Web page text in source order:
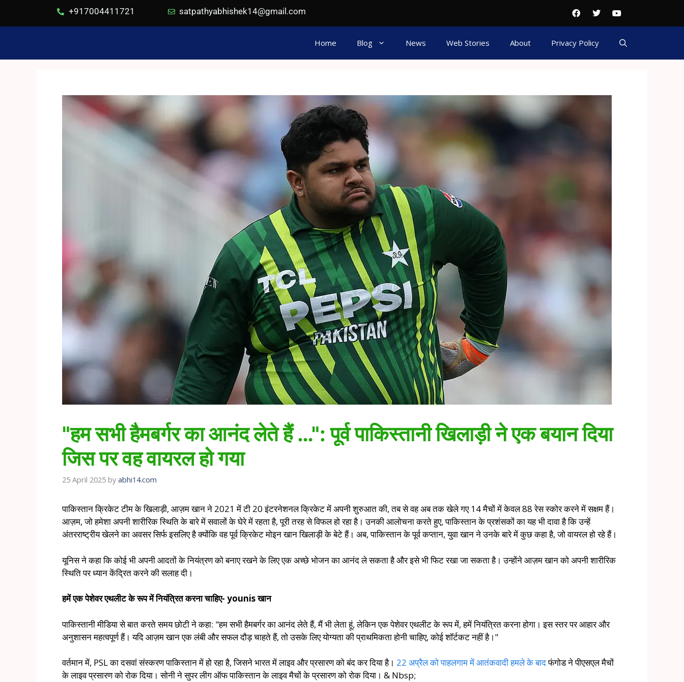
+917004411721 satpathyabhishek14@gmail.com
Home Blog News Web Stories About Privacy Policy
"हम सभी हैमबर्गर का आनंद लेते हैं …": पूर्व पाकिस्तानी खिलाड़ी ने एक बयान दिया
जिस पर वह वायरल हो गया
25 April 2025 by abhi14.com
पाकिस्तान क्रिकेट टीम के खिलाड़ी, आज़म खान ने 2021 में टी 20 इंटरनेशनल क्रिकेट में अपनी शुरुआत की, तब से वह अब तक खेले गए 14 मैचों में केवल 88 रेस स्कोर करने में सक्षम हैं।
आज़म, जो हमेशा अपनी शारीरिक स्थिति के बारे में सवालों के घेरे में रहता है, पूरी तरह से विफल हो रहा है। उनकी आलोचना करते हुए, पाकिस्तान के प्रशंसकों का यह भी दावा है कि उन्हें
अंतरराष्ट्रीय खेलने का अवसर सिर्फ इसलिए है क्योंकि वह पूर्व क्रिकेट मोइन खान खिलाड़ी के बेटे हैं। अब, पाकिस्तान के पूर्व कप्तान, युवा खान ने उनके बारे में कुछ कहा है, जो वायरल हो रहे हैं।
यूनिस ने कहा कि कोई भी अपनी आदतों के नियंत्रण को बनाए रखने के लिए एक अच्छे भोजन का आनंद ले सकता है और इसे भी फिट रखा जा सकता है। उन्होंने आज़म खान को अपनी शारीरिक
स्थिति पर ध्यान केंद्रित करने की सलाह दी।
हमें एक पेशेवर एथलीट के रूप में नियंत्रित करना चाहिए- younis खान
पाकिस्तानी मीडिया से बात करते समय छोटी ने कहा: "हम सभी हैमबर्गर का आनंद लेते हैं, मैं भी लेता हूं, लेकिन एक पेशेवर एथलीट के रूप में, हमें नियंत्रित करना होगा। इस स्तर पर आहार और
अनुशासन महत्वपूर्ण हैं। यदि आज़म खान एक लंबी और सफल दौड़ चाहते हैं, तो उसके लिए योग्यता की प्राथमिकता होनी चाहिए, कोई शॉर्टकट नहीं है।"
वर्तमान में, PSL का दसवां संस्करण पाकिस्तान में हो रहा है, जिसने भारत में लाइव और प्रसारण को बंद कर दिया है। 22 अप्रैल को पाहलगाम में आतंकवादी हमले के बादफंगोड ने पीएसएल मैचों
के लाइव प्रसारण को रोक दिया। सोनी ने सुपर लीग ऑफ पाकिस्तान के लाइव मैचों के प्रसारण को रोक दिया। & Nbsp;